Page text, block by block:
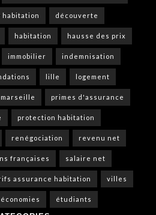
habitation découverte
habitation hausse des prix
immobilier indemnisation
lille logement
marseille primes d'assurance
protection habitation
renégociation revenu net
françaises salaire net
assurance habitation villes
économies étudiants